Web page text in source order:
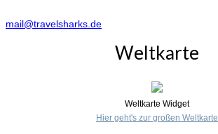
mail@travelsharks.de
Weltkarte
Weltkarte Widget
Hier geht's zur großen Weltkarte